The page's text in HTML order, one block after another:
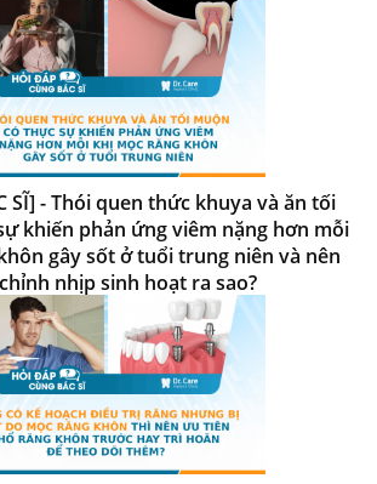
SĨ] - Thói quen thức khuya và ăn tối
khiến phản ứng viêm nặng hơn mỗi
gây sốt ở tuổi trung niên và nên
nhịp sinh hoạt ra sao?